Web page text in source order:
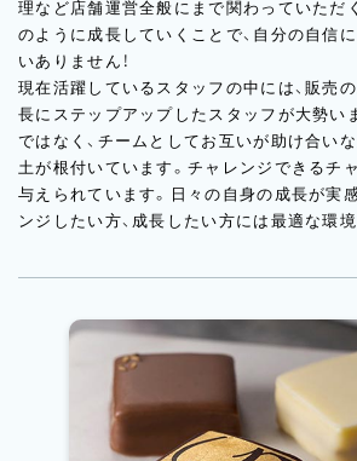
理など店舗運営全般にまで関わっていただ
のように成長していくことで、自分の自信
いありません！
現在活躍しているスタッフの中には、販売
長にステップアップしたスタッフが大勢い
ではなく、チームとしてお互いが助け合い
土が根付いています。チャレンジできるチ
与えられています。日々の自身の成長が実
ンジしたい方、成長したい方には最適な環境